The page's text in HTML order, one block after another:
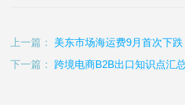
上一篇： 美东市场海运费9月首次下跌
下一篇： 跨境电商B2B出口知识点汇总